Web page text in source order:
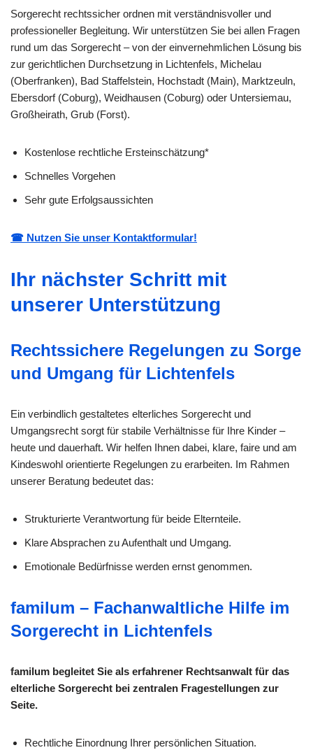
Sorgerecht rechtssicher ordnen mit verständnisvoller und
professioneller Begleitung. Wir unterstützen Sie bei allen Fragen
rund um das Sorgerecht – von der einvernehmlichen Lösung bis
zur gerichtlichen Durchsetzung in Lichtenfels, Michelau
(Oberfranken), Bad Staffelstein, Hochstadt (Main), Marktzeuln,
Ebersdorf (Coburg), Weidhausen (Coburg) oder Untersiemau,
Großheirath, Grub (Forst).
Kostenlose rechtliche Ersteinschätzung*
Schnelles Vorgehen
Sehr gute Erfolgsaussichten
☎ Nutzen Sie unser Kontaktformular!
Ihr nächster Schritt mit
unserer Unterstützung
Rechtssichere Regelungen zu Sorge
und Umgang für Lichtenfels
Ein verbindlich gestaltetes elterliches Sorgerecht und
Umgangsrecht sorgt für stabile Verhältnisse für Ihre Kinder –
heute und dauerhaft. Wir helfen Ihnen dabei, klare, faire und am
Kindeswohl orientierte Regelungen zu erarbeiten. Im Rahmen
unserer Beratung bedeutet das:
Strukturierte Verantwortung für beide Elternteile.
Klare Absprachen zu Aufenthalt und Umgang.
Emotionale Bedürfnisse werden ernst genommen.
familum – Fachanwaltliche Hilfe im
Sorgerecht in Lichtenfels
familum begleitet Sie als erfahrener Rechtsanwalt für das
elterliche Sorgerecht bei zentralen Fragestellungen zur
Seite.
Rechtliche Einordnung Ihrer persönlichen Situation.